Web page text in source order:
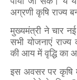
अग्रणी कृषि राज्य
मुख्यमंत्री ने चार
सभी योजनाएं
की आय में वृद्धि का
इस अवसर पर कृषि